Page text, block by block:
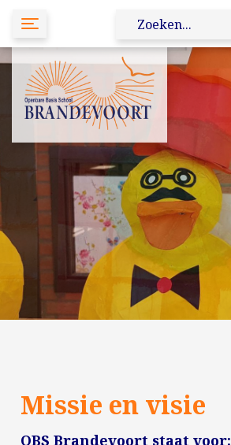
Missie en visie
OBS Brandevoort staat voor: